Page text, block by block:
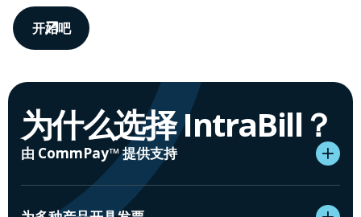
开始吧
为什么选择 IntraBill？
由 CommPay™ 提供支持